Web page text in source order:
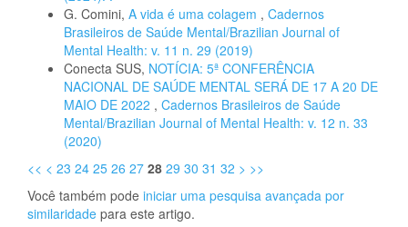
G. Comini, A vida é uma colagem , Cadernos
Brasileiros de Saúde Mental/Brazilian Journal of
Mental Health: v. 11 n. 29 (2019)
Conecta SUS, NOTÍCIA: 5ª CONFERÊNCIA
NACIONAL DE SAÚDE MENTAL SERÁ DE 17 A 20 DE
MAIO DE 2022 , Cadernos Brasileiros de Saúde
Mental/Brazilian Journal of Mental Health: v. 12 n. 33
(2020)
<< < 23 24 25 26 27 28 29 30 31 32 > >>
Você também pode iniciar uma pesquisa avançada por
similaridade para este artigo.